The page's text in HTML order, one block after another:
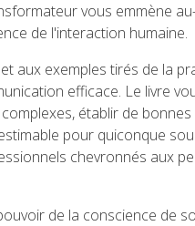
vous emmène
de l'interaction humaine.
aux exemples tirés de la
efficace. Le livre
établir de
pour quiconque
chevronnés aux
de la conscience de